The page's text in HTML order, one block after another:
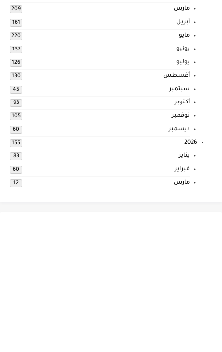
مارس 209
أبريل 161
مايو 220
يونيو 137
يوليو 126
أغسطس 130
سبتمبر 45
أكتوبر 93
نوفمبر 105
ديسمبر 60
2026
155
يناير 83
فبراير 60
مارس 12